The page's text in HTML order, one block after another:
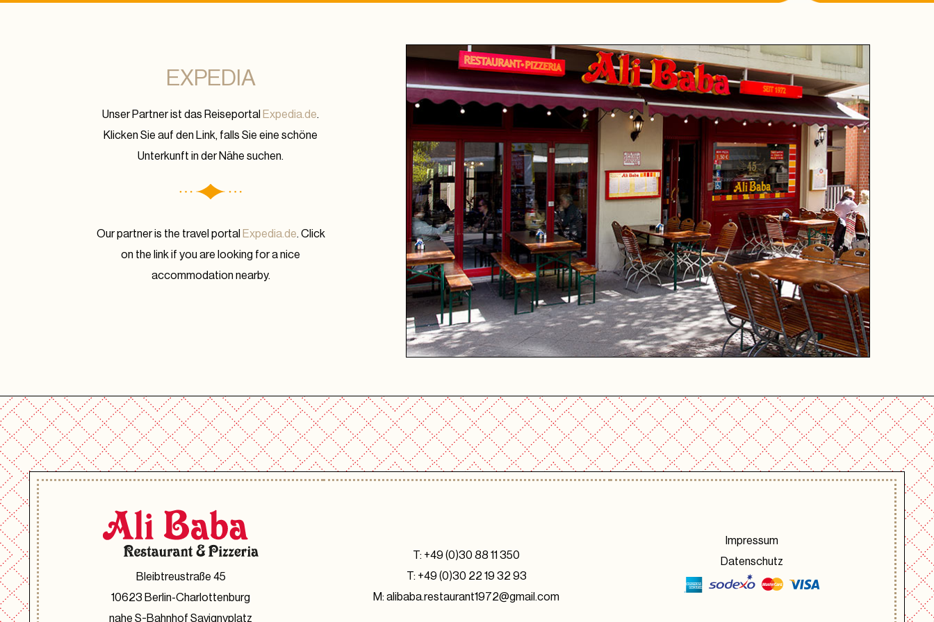
EXPEDIA
Unser Partner ist das Reiseportal Expedia.de.
Klicken Sie auf den Link, falls Sie eine schöne
Unterkunft in der Nähe suchen.
Our partner is the travel portal Expedia.de. Click
on the link if you are looking for a nice
accommodation nearby.
Bleibtreustraße 45
10623 Berlin-Charlottenburg
nahe S-Bahnhof Savignyplatz
T: +49 (0)30 88 11 350
T: +49 (0)30 22 19 32 93
M:alibaba.restaurant1972@gmail.com
Impressum
Datenschutz